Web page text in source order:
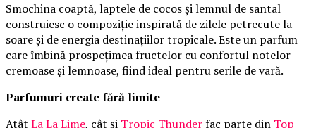
Smochina coaptă, laptele de cocos și lemnul de santal
construiesc o compoziție inspirată de zilele petrecute la
soare și de energia destinațiilor tropicale. Este un parfum
care îmbină prospețimea fructelor cu confortul notelor
cremoase și lemnoase, fiind ideal pentru serile de vară.
Parfumuri create fără limite
Atât La La Lime, cât și Tropic Thunderfac parte din Top